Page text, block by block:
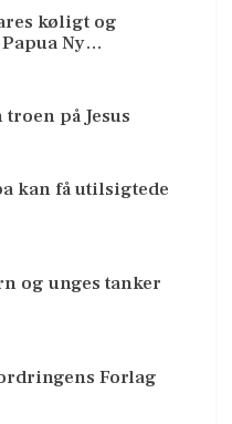
køligt og
Ny…
på Jesus
kan få utilsigtede
og unges tanker
Forlag